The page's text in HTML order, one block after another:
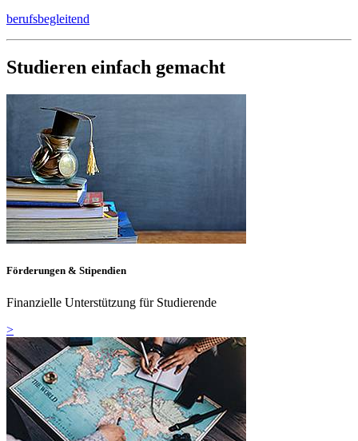
berufsbegleitend
Studieren einfach gemacht
Förderungen & Stipendien
Finanzielle Unterstützung für Studierende
>